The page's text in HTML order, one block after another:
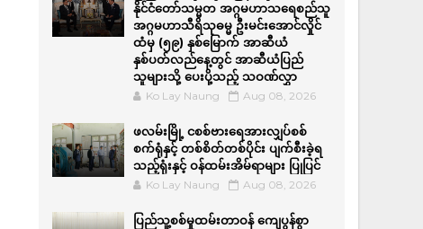
နိုင်ငံတော်သမ္မတ အဂ္ဂမဟာသရေစည်သူ
အဂ္ဂမဟာသီရိသုဓမ္မ ဦးမင်းအောင်လှိုင်
ထံမှ (၅၉) နှစ်မြောက် အာဆီယံ
နှစ်ပတ်လည်နေ့တွင် အာဆီယံပြည်
သူများသို့ ပေးပို့သည့် သဝဏ်လွှာ
Ko Lay Naung Aug 08, 2026
ဖလမ်းမြို့ ငစစ်ဗားရေအားလျှပ်စစ်
စက်ရုံနှင့် တစ်စိတ်တစ်ပိုင်း ပျက်စီးခဲ့ရ
သည့်ရုံးနှင့် ဝန်ထမ်းအိမ်ရာများ ပြုပြင်
Ko Lay Naung Aug 08, 2026
ပြည်သူ့စစ်မှုထမ်းတာဝန် ကျေပွန်စွာ